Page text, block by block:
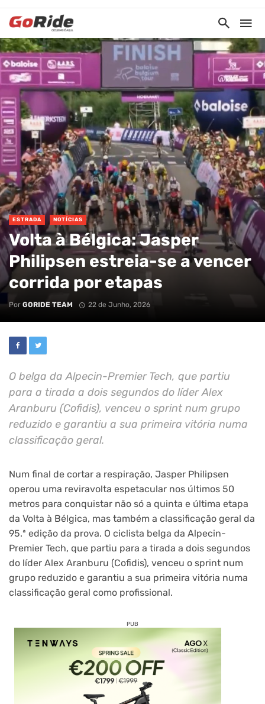
ESTRADA NOTÍCIAS
Volta à Bélgica: Jasper
Philipsen estreia-se a vencer
corrida por etapas
Por GORIDE TEAM 22 de Junho, 2026
O belga da Alpecin-Premier Tech, que partiu
para a tirada a dois segundos do líder Alex
Aranburu (Cofidis), venceu o sprint num grupo
reduzido e garantiu a sua primeira vitória numa
classificação geral.
Num final de cortar a respiração, Jasper Philipsen
operou uma reviravolta espetacular nos últimos 50
metros para conquistar não só a quinta e última etapa
da Volta à Bélgica, mas também a classificação geral da
95.ª edição da prova. O ciclista belga da Alpecin-
Premier Tech, que partiu para a tirada a dois segundos
do líder Alex Aranburu (Cofidis), venceu o sprint num
grupo reduzido e garantiu a sua primeira vitória numa
classificação geral como profissional.
PUB